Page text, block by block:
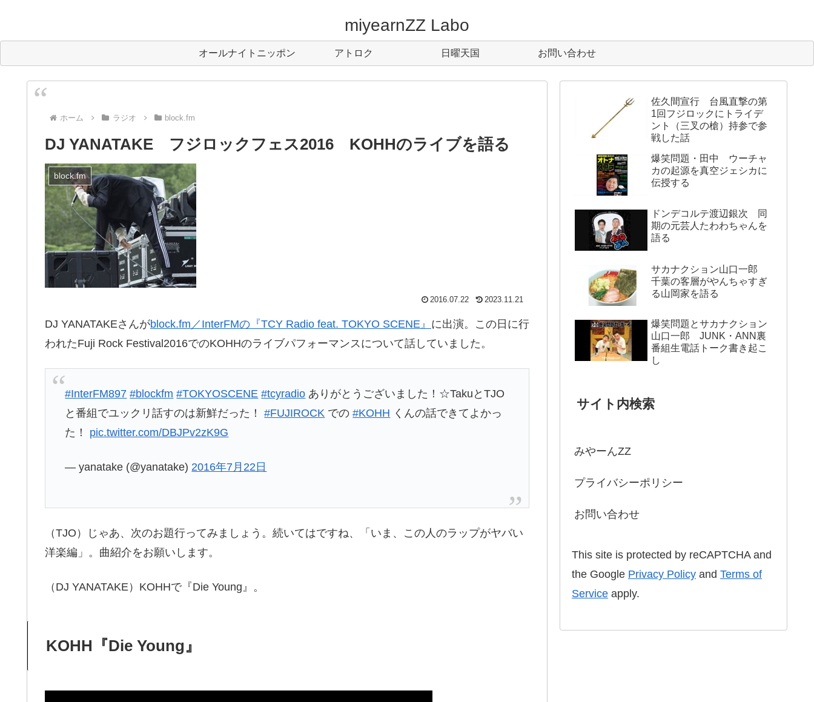
miyearnZZ Labo
オールナイトニッポン アトロク 日曜天国 お問い合わせ
ホーム ラジオ block.fm
DJ YANATAKE フジロックフェス2016 KOHHのライブを語る
block.fm
2016.07.22 2023.11.21
DJ YANATAKEさんがblock.fm／InterFMの『TCY Radio feat. TOKYO SCENE』 に出演。この日に行
われたFuji Rock Festival2016でのKOHHのライブパフォーマンスについて話していました。
#InterFM897 #blockfm #TOKYOSCENE #tcyradio ありがとうございました！☆TakuとTJO
と番組でユックリ話すのは新鮮だった！#FUJIROCK での#KOHH くんの話できてよかっ
た！ pic.twitter.com/DBJPv2zK9G
— yanatake (@yanatake) 2016年7月22日
（TJO）じゃあ、次のお題行ってみましょう。続いてはですね、「いま、この人のラップがヤバい
洋楽編」。曲紹介をお願いします。
（DJ YANATAKE）KOHHで『Die Young』。
KOHH『Die Young』
佐久間宣行 台風直撃の第
1回フジロックにトライデ
ント（三叉の槍）持参で参
戦した話
爆笑問題・田中 ウーチャ
カの起源を真空ジェシカに
伝授する
ドンデコルテ渡辺銀次 同
期の元芸人たわわちゃんを
語る
サカナクション山口一郎
千葉の客層がやんちゃすぎ
る山岡家を語る
爆笑問題とサカナクション
山口一郎 JUNK・ANN裏
番組生電話トーク書き起こ
し
サイト内検索
みやーんZZ
プライバシーポリシー
お問い合わせ
This site is protected by reCAPTCHA and
the Google Privacy Policy and Terms of
Service apply.